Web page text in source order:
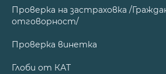
Проверка на застраховка /
отговорност/
Проверка винетка
Глоби от КАТ